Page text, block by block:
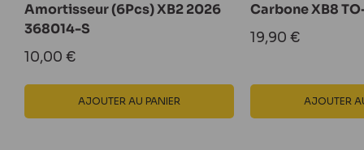
Amortisseur (6Pcs) XB2 2026
368014-S
Prix
10,00 €
AJOUTER AU PANIER
Carbone XB8
Prix
19,90 €
AJOUTER